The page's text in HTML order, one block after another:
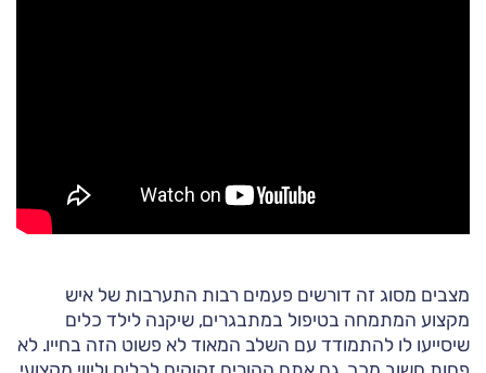
מצבים מסוג זה דורשים פעמים רבות התערבות של איש
מקצוע המתמחה בטיפול במתבגרים, שיקנה לילד כלים
שיסייעו לו להתמודד עם השלב המאוד לא פשוט הזה בחייו. לא